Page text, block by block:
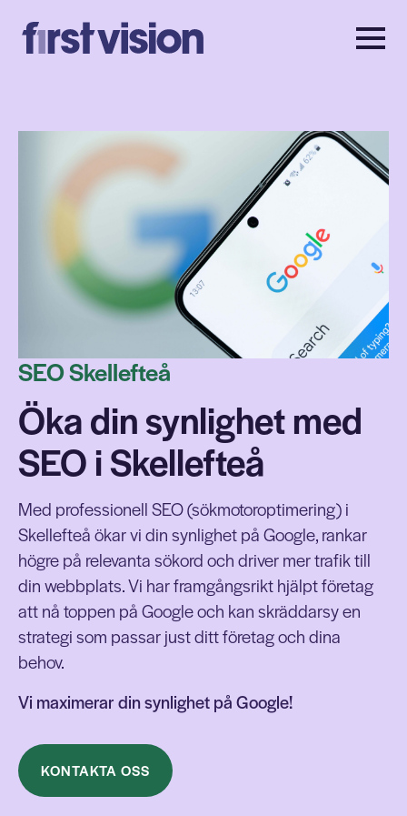
SEO Skellefteå
Öka din synlighet med
SEO i Skellefteå
Med professionell SEO (sökmotoroptimering) i
Skellefteå ökar vi din synlighet på Google, rankar
högre på relevanta sökord och driver mer trafik till
din webbplats. Vi har framgångsrikt hjälpt företag
att nå toppen på Google och kan skräddarsy en
strategi som passar just ditt företag och dina
behov.
Vi maximerar din synlighet på Google!
KONTAKTA OSS